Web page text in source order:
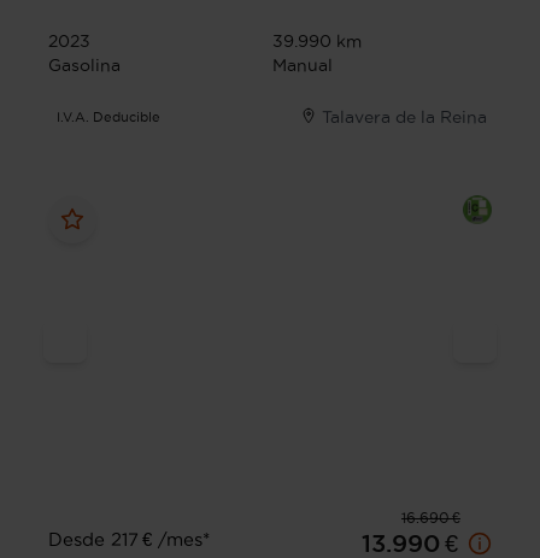
2023
39.990 km
Gasolina
Manual
I.V.A. Deducible Talavera de la Reina
16.690 €
Desde 217 € /mes*
13.990 €